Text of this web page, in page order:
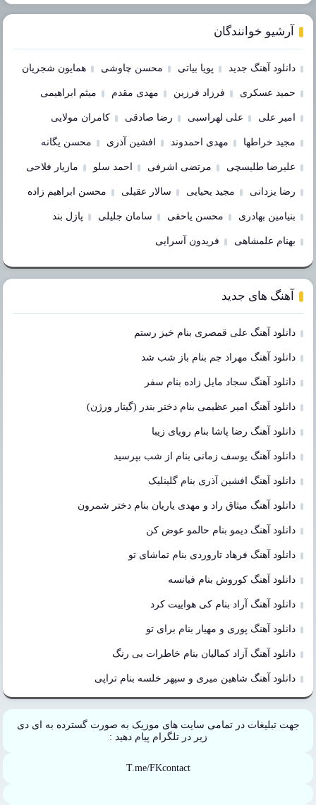
آرشیو خوانندگان
دانلود آهنگ جدید پویا بیاتی محسن چاوشی همایون شجریان
حمید عسکری فرزاد فرزین مهدی مقدم میثم ابراهیمی
امیر علی علی لهراسبی رضا صادقی کامران مولایی
مجید خراطها مهدی احمدوند افشین آذری محسن یگانه
علیرضا طلیسچی مرتضی اشرفی احمد سلو مازیار فلاحی
رضا یزدانی مجید یحیایی سالار عقیلی محسن ابراهیم زاده
بنیامین بهادری محسن یاحقی سامان جلیلی پازل بند
بهنام علمشاهی فریدون آسرایی
آهنگ های جدید
دانلود آهنگ علی قمصری بنام خیز رستم
دانلود آهنگ مهراد جم بنام باز شب شد
دانلود آهنگ سجاد مایل زاده بنام سفر
دانلود آهنگ امیر عظیمی بنام دختر بندر (گیتار ورژن)
دانلود آهنگ رضا پاشا بنام رویای زیبا
دانلود آهنگ یوسف زمانی بنام از شب بپرسید
دانلود آهنگ افشین آذری بنام گلینلیک
دانلود آهنگ میثاق راد و مهدی یاریان بنام دختر شمرون
دانلود آهنگ دیمو بنام حالمو عوض کن
دانلود آهنگ فرهاد تاروردی بنام تماشای تو
دانلود آهنگ کوروش بنام فیانسه
دانلود آهنگ آراد بنام کی هواییت کرد
دانلود آهنگ پوری و مهیار بنام برای تو
دانلود آهنگ آزاد کمالیان بنام خاطرات بی رنگ
دانلود آهنگ شاهین میری و سپهر خلسه بنام تراپی
جهت تبلیغات در تمامی سایت های موزیک به صورت گسترده به ای دی
زیر در تلگرام پیام دهید :
T.me/FKcontact